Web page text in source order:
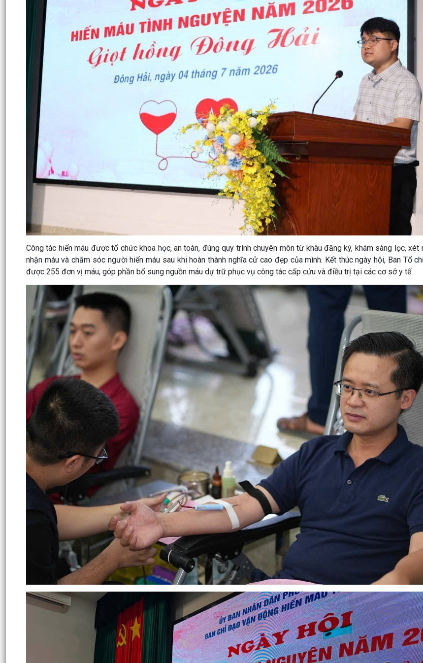
Công tác hiến máu được tổ chức khoa học, an toàn, đúng quy trình chuyên môn từ khâu đăng ký, khám sàng lọc, xét
nhận máu và chăm sóc người hiến máu sau khi hoàn thành nghĩa cử cao đẹp của mình. Kết thúc ngày hội, Ban Tổ
được 255 đơn vị máu, góp phần bổ sung nguồn máu dự trữ phục vụ công tác cấp cứu và điều trị tại các cơ sở y tế.